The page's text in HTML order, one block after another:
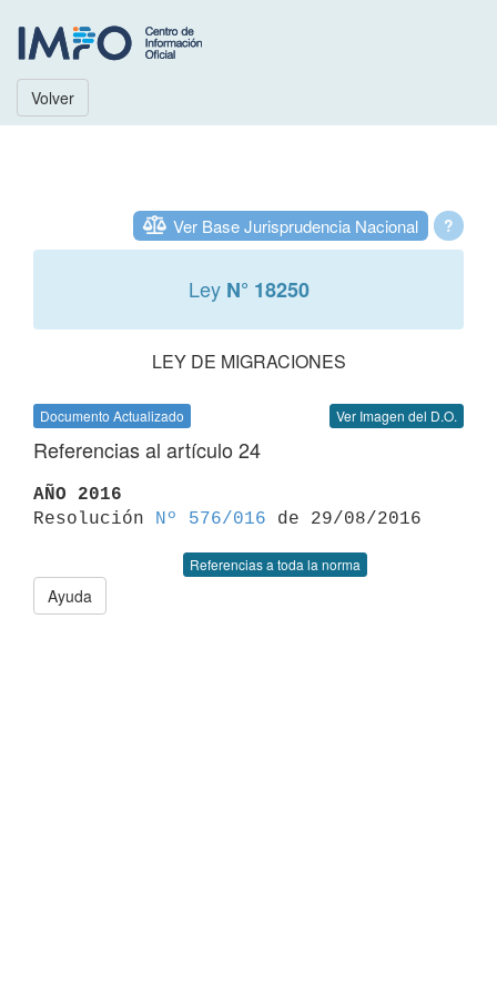
Volver
?
Ver Base Jurisprudencia Nacional
Ley N° 18250
LEY DE MIGRACIONES
Documento Actualizado Ver Imagen del D.O.
Referencias al artículo 24
AÑO 2016
Resolución
Nº 576/016
Referencias a toda la norma
Ayuda